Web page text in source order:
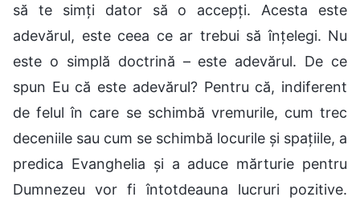
să te simți dator să o accepți. Acesta este
adevărul, este ceea ce ar trebui să înțelegi. Nu
este o simplă doctrină – este adevărul. De ce
spun Eu că este adevărul? Pentru că, indiferent
de felul în care se schimbă vremurile, cum trec
deceniile sau cum se schimbă locurile și spațiile, a
predica Evanghelia și a aduce mărturie pentru
Dumnezeu vor fi întotdeauna lucruri pozitive.